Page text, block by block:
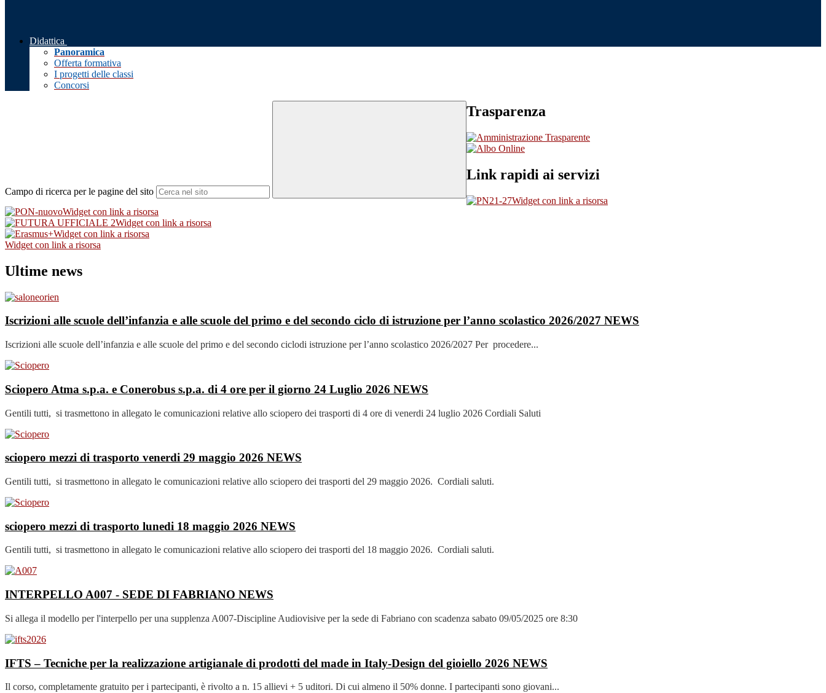
Didattica
Panoramica
Offerta formativa
I progetti delle classi
Concorsi
Campo di ricerca per le pagine del sito
Trasparenza
Link rapidi ai servizi
Widget con link a risorsa
Widget con link a risorsa
Widget con link a risorsa
Widget con link a risorsa
Widget con link a risorsa
Ultime news
Iscrizioni alle scuole dell’infanzia e alle scuole del primo e del secondo ciclo di istruzione per l’anno scolastico 2026/2027 NEWS
Iscrizioni alle scuole dell’infanzia e alle scuole del primo e del secondo ciclodi istruzione per l’anno scolastico 2026/2027 Per procedere...
Sciopero Atma s.p.a. e Conerobus s.p.a. di 4 ore per il giorno 24 Luglio 2026 NEWS
Gentili tutti, si trasmettono in allegato le comunicazioni relative allo sciopero dei trasporti di 4 ore di venerdi 24 luglio 2026 Cordiali Saluti
sciopero mezzi di trasporto venerdi 29 maggio 2026 NEWS
Gentili tutti, si trasmettono in allegato le comunicazioni relative allo sciopero dei trasporti del 29 maggio 2026. Cordiali saluti.
sciopero mezzi di trasporto lunedi 18 maggio 2026 NEWS
Gentili tutti, si trasmettono in allegato le comunicazioni relative allo sciopero dei trasporti del 18 maggio 2026. Cordiali saluti.
INTERPELLO A007 - SEDE DI FABRIANO NEWS
Si allega il modello per l'interpello per una supplenza A007-Discipline Audiovisive per la sede di Fabriano con scadenza sabato 09/05/2025 ore 8:30
IFTS – Tecniche per la realizzazione artigianale di prodotti del made in Italy-Design del gioiello 2026 NEWS
Il corso, completamente gratuito per i partecipanti, è rivolto a n. 15 allievi + 5 uditori. Di cui almeno il 50% donne. I partecipanti sono giovani...